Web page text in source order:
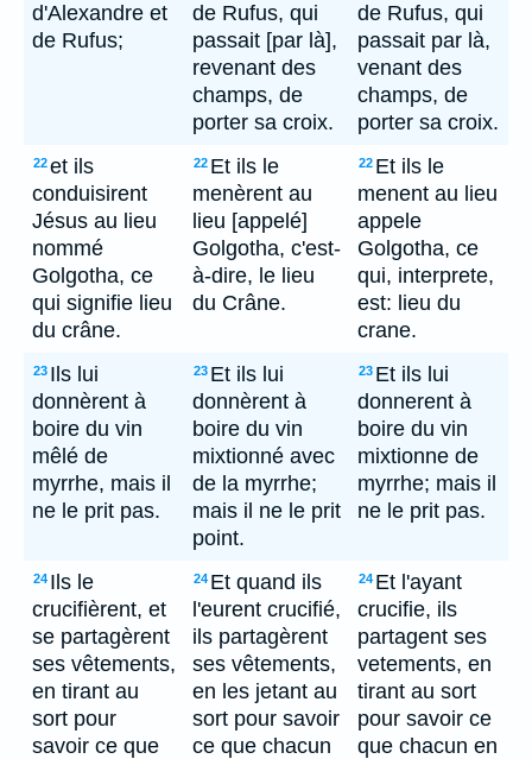
d'Alexandre et
de Rufus;
de Rufus, qui
passait [par là],
revenant des
champs, de
porter sa croix.
de Rufus, qui
passait par là,
venant des
champs, de
porter sa croix.
22et ils
conduisirent
Jésus au lieu
nommé
Golgotha, ce
qui signifie lieu
du crâne.
22 Et ils le
menèrent au
lieu [appelé]
Golgotha, c'est-
à-dire, le lieu
du Crâne.
22 Et ils le
menent au lieu
appele
Golgotha, ce
qui, interprete,
est: lieu du
crane.
23 Ils lui
donnèrent à
boire du vin
mêlé de
myrrhe, mais il
ne le prit pas.
23 Et ils lui
donnèrent à
boire du vin
mixtionné avec
de la myrrhe;
mais il ne le prit
point.
23 Et ils lui
donnerent à
boire du vin
mixtionne de
myrrhe; mais il
ne le prit pas.
24 Ils le
crucifièrent, et
se partagèrent
ses vêtements,
en tirant au
sort pour
savoir ce que
24 Et quand ils
l'eurent crucifié,
ils partagèrent
ses vêtements,
en les jetant au
sort pour savoir
ce que chacun
24 Et l'ayant
crucifie, ils
partagent ses
vetements, en
tirant au sort
pour savoir ce
que chacun en